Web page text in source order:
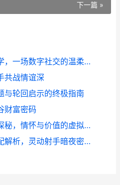
下一篇 »
王者荣耀在线隐身的哲学，一场数字社交的温柔革命
共战情谊深
与轮回启示的终极指南
财富密码
王者荣耀刘备皮肤价格探秘，情怀与价值的虚拟天平
王者荣耀李元芳铭文搭配解析，灵动射手暗夜密探的致胜之道